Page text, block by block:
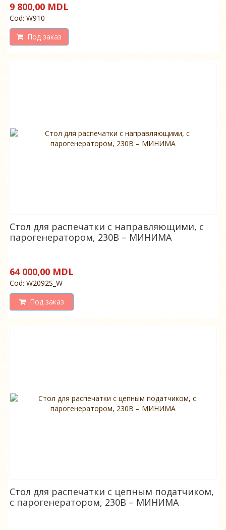
9 800,00 MDL
Cod: W910
Под заказ
Стол для распечатки с направляющими, с
парогенератором, 230В – МИНИМА
64 000,00 MDL
Cod: W2092S_W
Под заказ
Стол для распечатки с цепным податчиком,
с парогенератором, 230В – МИНИМА